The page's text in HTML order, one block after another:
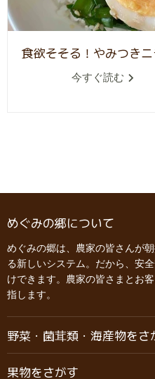
食欲そそる！やみつき
今すぐ読む
めぐみの郷について
めぐみの郷は、農家の皆さんが
る新しいシステム。だから、安
けできます。農家の皆さまとお
指します。
野菜・菌茸類・海産物をさ
果物をさがす